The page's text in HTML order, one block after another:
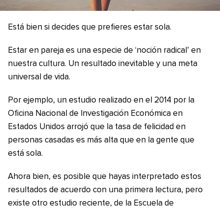
Está bien si decides que prefieres estar sola.
Estar en pareja es una especie de ‘noción radical’ en
nuestra cultura. Un resultado inevitable y una meta
universal de vida.
Por ejemplo, un estudio realizado en el 2014 por la
Oficina Nacional de Investigación Económica en
Estados Unidos arrojó que la tasa de felicidad en
personas casadas es más alta que en la gente que
está sola.
Ahora bien, es posible que hayas interpretado estos
resultados de acuerdo con una primera lectura, pero
existe otro estudio reciente, de la Escuela de